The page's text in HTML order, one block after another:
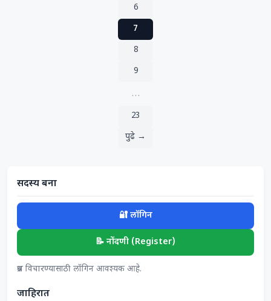
6
7
8
9
…
23
पुढे →
सदस्य बना
🔐 लॉगिन
📝 नोंदणी (Register)
प्रश्न विचारण्यासाठी लॉगिन आवश्यक आहे.
जाहिरात